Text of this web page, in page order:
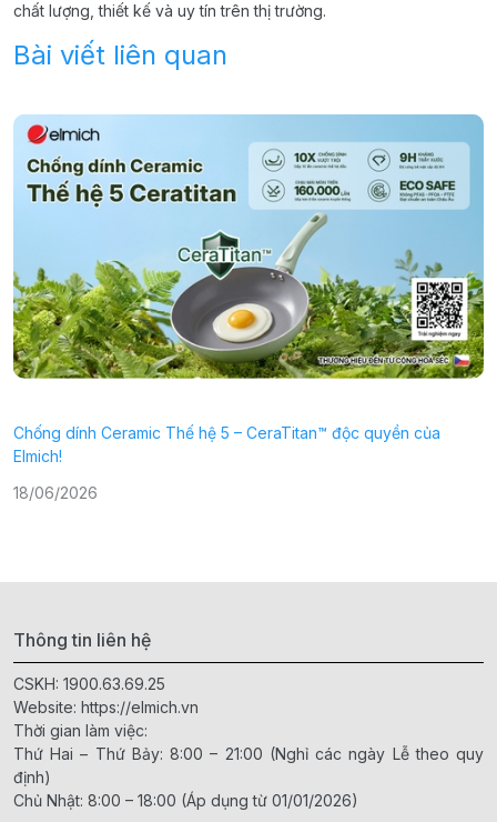
chất lượng, thiết kế và uy tín trên thị trường.
Bài viết liên quan
Chống dính Ceramic Thế hệ 5 – CeraTitan™ độc quyền của
Elmich!
18/06/2026
Thông tin liên hệ
CSKH: 1900.63.69.25
Website: https://elmich.vn
Thời gian làm việc:
Thứ Hai – Thứ Bảy: 8:00 – 21:00 (Nghỉ các ngày Lễ theo quy
định)
Chủ Nhật: 8:00 – 18:00 (Áp dụng từ 01/01/2026)